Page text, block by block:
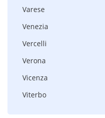
Varese
Venezia
Vercelli
Verona
Vicenza
Viterbo